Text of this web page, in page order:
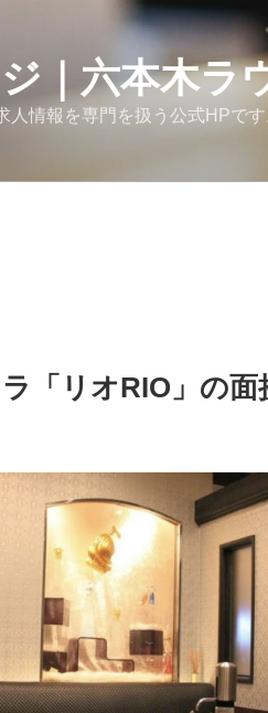
｜六本木ラ
人情報を専門を扱う公式HPで
「リオRIO」の面